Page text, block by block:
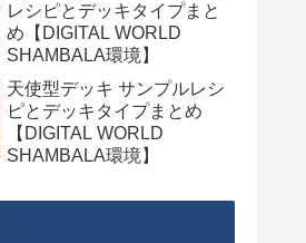
レシピとデッキタイプまと
め【DIGITAL WORLD
SHAMBALA環境】
天使型デッキ サンプルレシ
ピとデッキタイプまとめ
【DIGITAL WORLD
SHAMBALA環境】